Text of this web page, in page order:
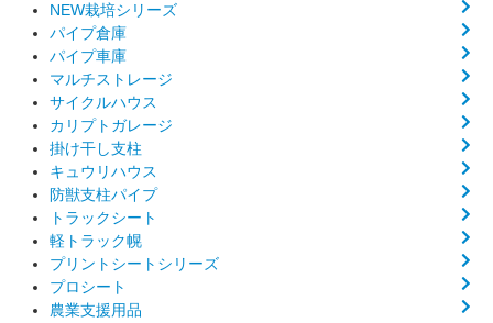
NEW栽培シリーズ
パイプ倉庫
パイプ車庫
マルチストレージ
サイクルハウス
カリプトガレージ
掛け干し支柱
キュウリハウス
防獣支柱パイプ
トラックシート
軽トラック幌
プリントシートシリーズ
プロシート
農業支援用品